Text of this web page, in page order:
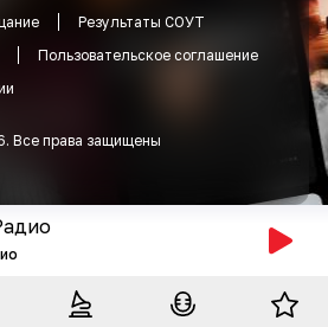
Результаты СОУТ
Пользовательское соглашение
. Все права защищены